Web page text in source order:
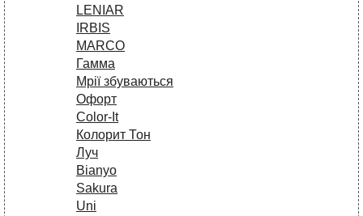
LENIAR
IRBIS
MARCO
Гамма
Мрії збуваються
Офорт
Сolor-It
Колорит Тон
Луч
Bianyo
Sakura
Uni